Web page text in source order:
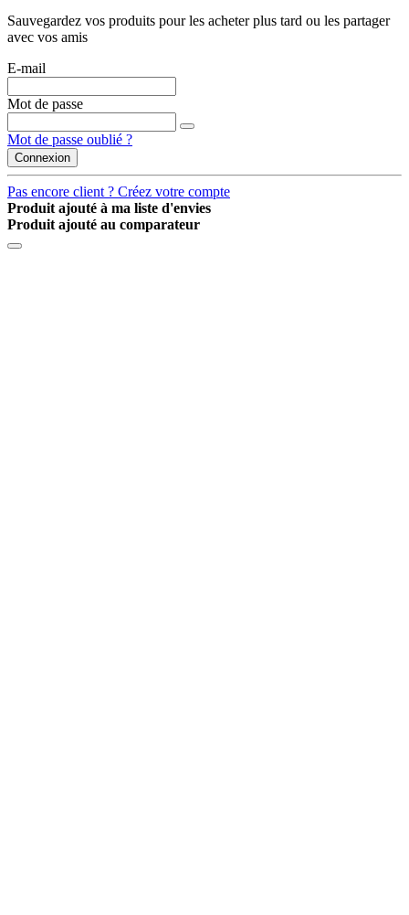
Sauvegardez vos produits pour les acheter plus tard ou les partager
avec vos amis
E-mail
Mot de passe
Mot de passe oublié ?
Connexion
Pas encore client ? Créez votre compte
Produit ajouté à ma liste d'envies
Produit ajouté au comparateur